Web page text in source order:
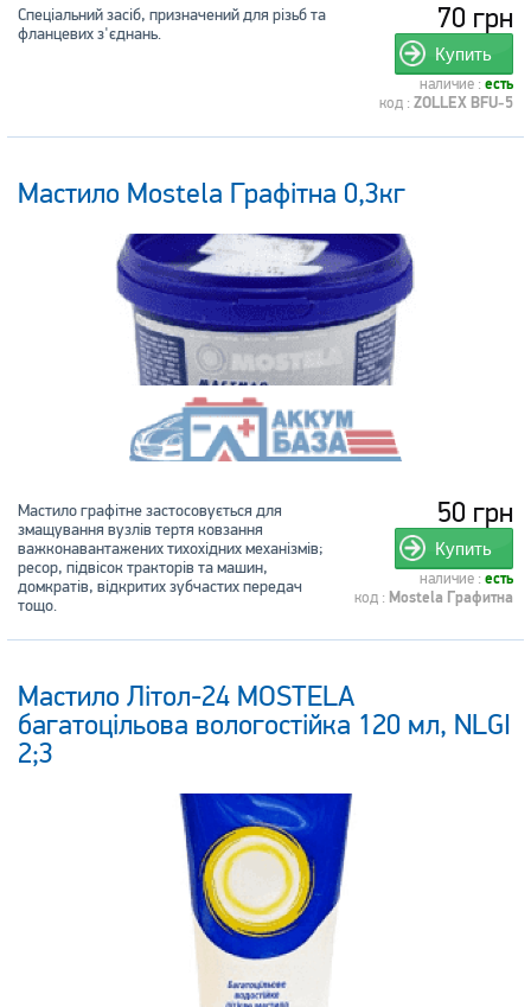
70 грн
Купить
наличие : есть
код : ZOLLEX BFU-5
Спеціальний засіб, призначений для різьб та
фланцевих з'єднань.
Мастило Mostela Графітна 0,3кг
50 грн
Купить
наличие : есть
код : Mostela Графитна
Мастило графітне застосовується для
змащування вузлів тертя ковзання
важконавантажених тихохідних механізмів;
ресор, підвісок тракторів та машин,
домкратів, відкритих зубчастих передач
тощо.
Мастило Літол-24 MOSTELA
багатоцільова вологостійка 120 мл, NLGI
2;3